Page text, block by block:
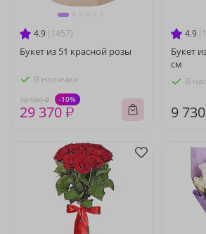
4.9 (1457)
Букет из 51 красной розы
В наличии
32 580 ₽ -10%
29 370 ₽
4.9
Букет
см
В
9